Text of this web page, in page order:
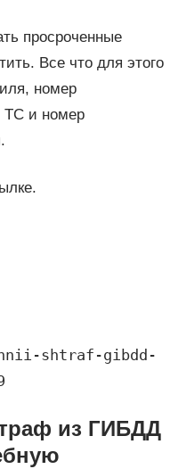
просроченные
Все что для этого
номер
ТС и номер
shtraf-gibdd-
из ГИБДД